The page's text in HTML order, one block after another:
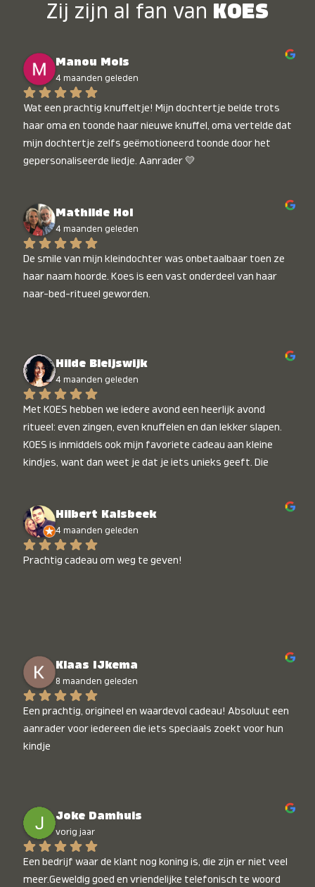
Zij zijn al fan van KOES
Manou Mols
4 maanden geleden
Wat een prachtig knuffeltje! Mijn dochtertje belde trots
haar oma en toonde haar nieuwe knuffel, oma vertelde dat
mijn dochtertje zelfs geëmotioneerd toonde door het
gepersonaliseerde liedje. Aanrader 💛
Mathilde Hol
4 maanden geleden
De smile van mijn kleindochter was onbetaalbaar toen ze
haar naam hoorde. Koes is een vast onderdeel van haar
naar-bed-ritueel geworden.
Hilde Bleijswijk
4 maanden geleden
Met KOES hebben we iedere avond een heerlijk avond
ritueel: even zingen, even knuffelen en dan lekker slapen.
KOES is inmiddels ook mijn favoriete cadeau aan kleine
kindjes, want dan weet je dat je iets unieks geeft. Die
Hilbert Kalsbeek
4 maanden geleden
Prachtig cadeau om weg te geven!
Klaas IJkema
8 maanden geleden
Een prachtig, origineel en waardevol cadeau! Absoluut een
aanrader voor iedereen die iets speciaals zoekt voor hun
kindje
Joke Damhuis
vorig jaar
Een bedrijf waar de klant nog koning is, die zijn er niet veel
meer.Geweldig goed en vriendelijke telefonisch te woord